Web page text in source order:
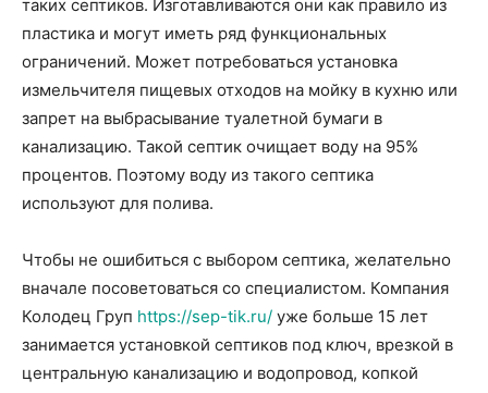
таких септиков. Изготавливаются они как правило из
пластика и могут иметь ряд функциональных
ограничений. Может потребоваться установка
измельчителя пищевых отходов на мойку в кухню или
запрет на выбрасывание туалетной бумаги в
канализацию. Такой септик очищает воду на 95%
процентов. Поэтому воду из такого септика
используют для полива.
Чтобы не ошибиться с выбором септика, желательно
вначале посоветоваться со специалистом. Компания
Колодец Груп https://sep-tik.ru/ уже больше 15 лет
занимается установкой септиков под ключ, врезкой в
центральную канализацию и водопровод, копкой